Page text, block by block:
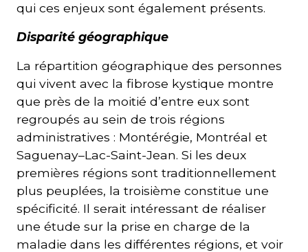
qui ces enjeux sont également présents.
Disparité géographique
La répartition géographique des personnes
qui vivent avec la fibrose kystique montre
que près de la moitié d’entre eux sont
regroupés au sein de trois régions
administratives : Montérégie, Montréal et
Saguenay–Lac-Saint-Jean. Si les deux
premières régions sont traditionnellement
plus peuplées, la troisième constitue une
spécificité. Il serait intéressant de réaliser
une étude sur la prise en charge de la
maladie dans les différentes régions, et voir